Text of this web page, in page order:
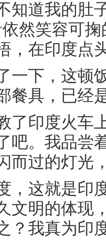
知道我的肚
然笑容可
，在印度点
下，这顿饭
餐具，已经
印度火车上
吧。我品尝
而过的灯
这就是印度
文明的体现
？我真为印